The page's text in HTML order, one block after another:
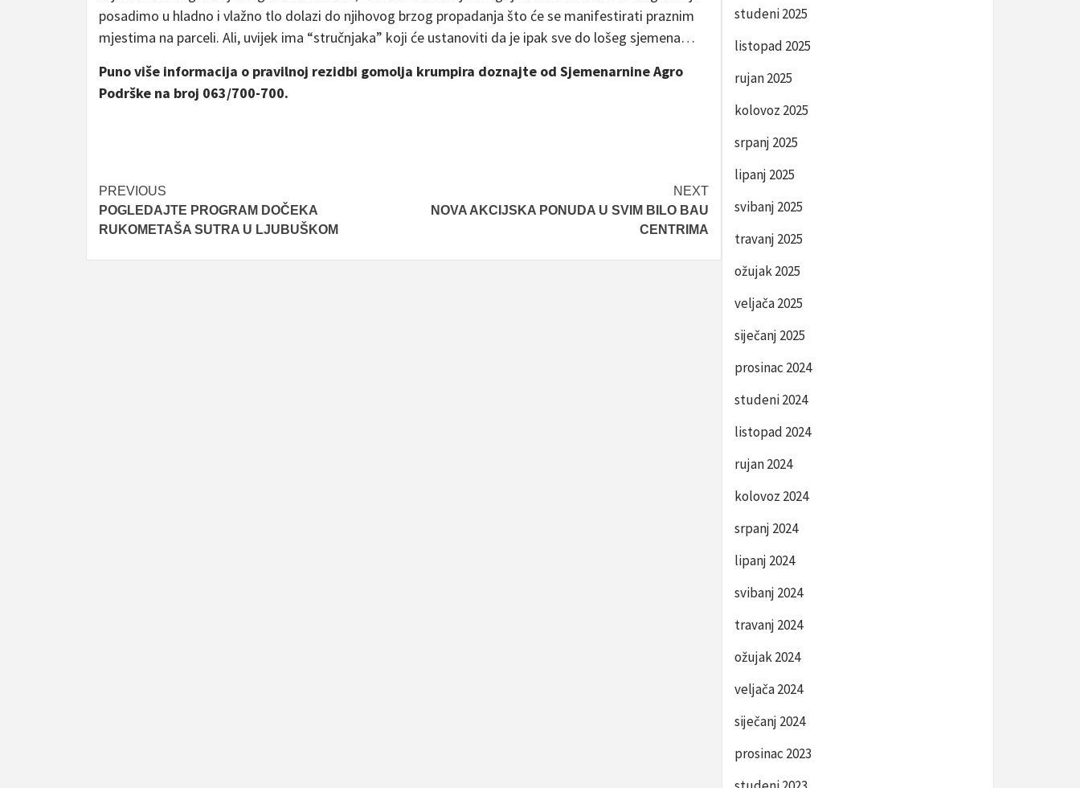
posadimo u hladno i vlažno tlo dolazi do njihovog brzog propadanja što će se manifestirati praznim
mjestima na parceli. Ali, uvijek ima “stručnjaka” koji će ustanoviti da je ipak sve do lošeg sjemena…
Puno više informacija o pravilnoj rezidbi gomolja krumpira doznajte od Sjemenarnine Agro
Podrške na broj 063/700-700.
Post
navigation
PREVIOUS
POGLEDAJTE PROGRAM DOČEKA
RUKOMETAŠA SUTRA U LJUBUŠKOM
NEXT
NOVA AKCIJSKA PONUDA U SVIM BILO BAU
CENTRIMA
studeni 2025
listopad 2025
rujan 2025
kolovoz 2025
srpanj 2025
lipanj 2025
svibanj 2025
travanj 2025
ožujak 2025
veljača 2025
siječanj 2025
prosinac 2024
studeni 2024
listopad 2024
rujan 2024
kolovoz 2024
srpanj 2024
lipanj 2024
svibanj 2024
travanj 2024
ožujak 2024
veljača 2024
siječanj 2024
prosinac 2023